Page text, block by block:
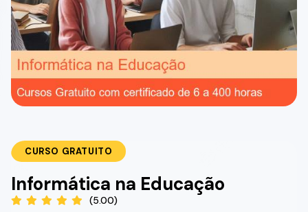
CURSO GRATUITO
Informática na Educação
(5.00)